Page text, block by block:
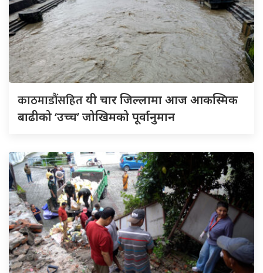
काठमाडौंसहितयी चार जिल्लामा आज आकस्मिक
बाढीको ‘उच्च’ जोखिमको पूर्वानुमान